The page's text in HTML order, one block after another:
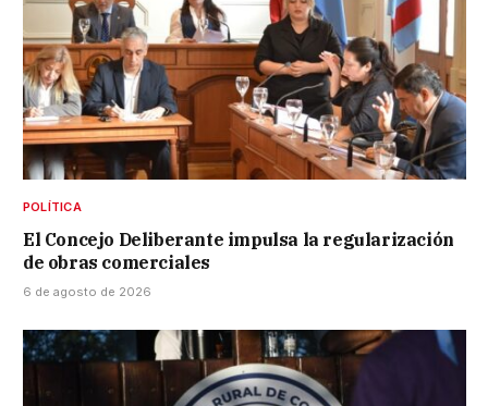
POLÍTICA
El Concejo Deliberante impulsa la regularización
de obras comerciales
6 de agosto de 2026